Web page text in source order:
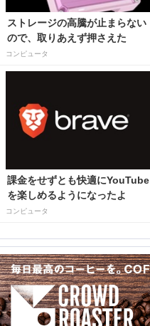
ストレージの高騰が止まらない
ので、取りあえず押さえた
コンピュータ
課金をせずとも快適にYouTube
を楽しめるようになったよ
コンピュータ